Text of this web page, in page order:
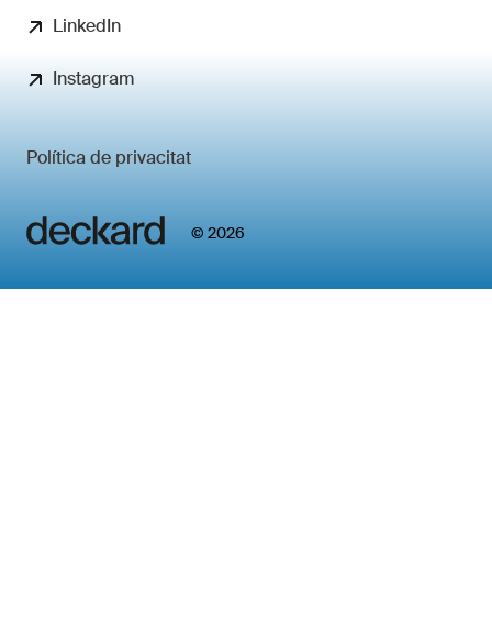
© 2026
LinkedIn
Instagram
Política de privacitat